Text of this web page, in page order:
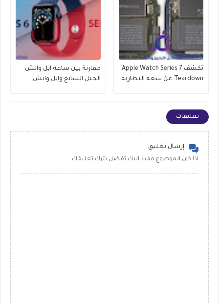
تكشف Apple Watch Series 7
Teardown عن سعة البطارية
مقارنة بين ساعة ابل واتش
الجيل السابع وابل واتش
تعليقات
إرسال تعليق
اذا كان الموضوع مفيد اليك تفضل بترك تعليقك